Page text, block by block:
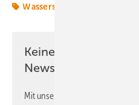
Wasserstoff-Tankstelle
Keine Zeit? Kein
Newsletter!
Mit unserem Newsletter erhalten